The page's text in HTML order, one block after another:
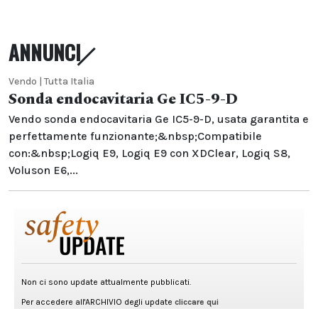
ANNUNCI
Vendo | Tutta Italia
Sonda endocavitaria Ge IC5-9-D
Vendo sonda endocavitaria Ge IC5-9-D, usata garantita e
perfettamente funzionante;&nbsp;Compatibile
con:&nbsp;Logiq E9, Logiq E9 con XDClear, Logiq S8,
Voluson E6,...